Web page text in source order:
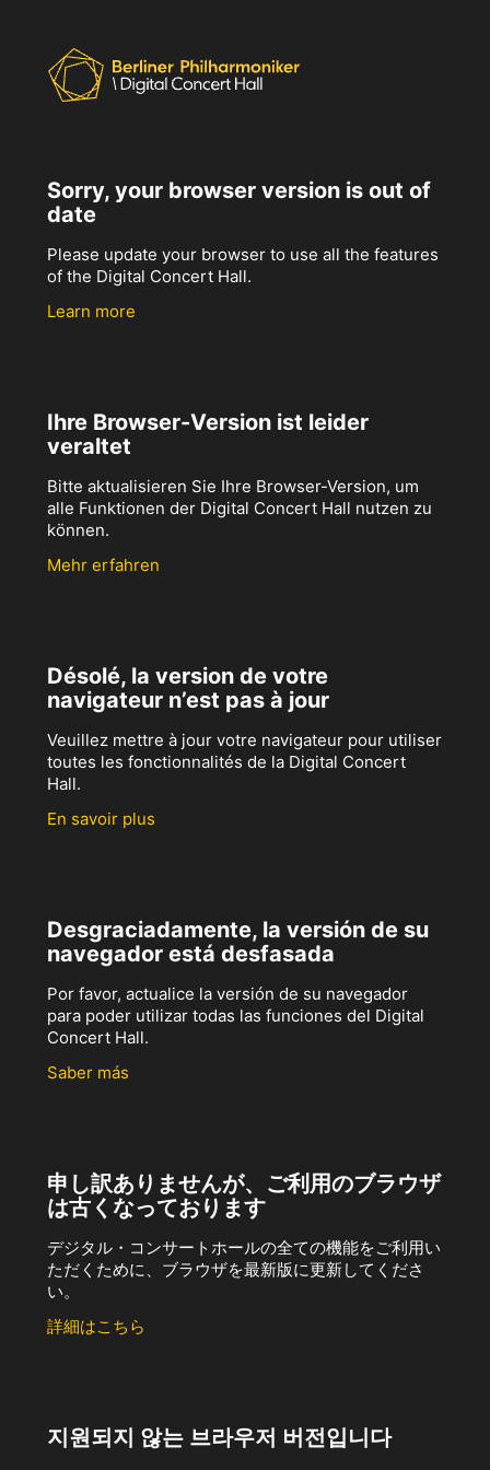
Sorry, your browser version is out of
date
Please update your browser to use all the features
of the Digital Concert Hall.
Learn more
Ihre Browser-Version ist leider
veraltet
Bitte aktualisieren Sie Ihre Browser-Version, um
alle Funktionen der Digital Concert Hall nutzen zu
können.
Mehr erfahren
Désolé, la version de votre
navigateur n’est pas à jour
Veuillez mettre à jour votre navigateur pour utiliser
toutes les fonctionnalités de la Digital Concert
Hall.
En savoir plus
Desgraciadamente, la versión de su
navegador está desfasada
Por favor, actualice la versión de su navegador
para poder utilizar todas las funciones del Digital
Concert Hall.
Saber más
申し訳ありませんが、ご利用のブラウザ
は古くなっております
デジタル・コンサートホールの全ての機能をご利用い
ただくために、ブラウザを最新版に更新してくださ
い。
詳細はこちら
지원되지 않는 브라우저 버전입니다